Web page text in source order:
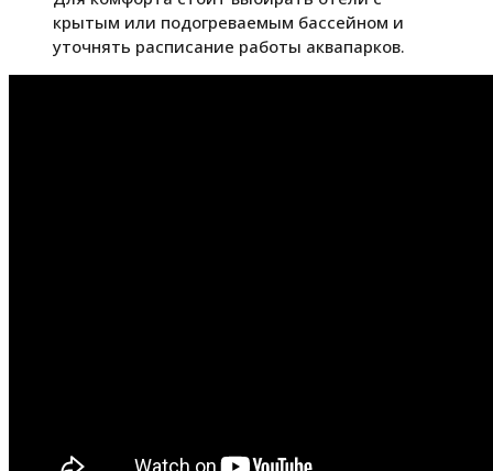
крытым или подогреваемым бассейном и
уточнять расписание работы аквапарков.